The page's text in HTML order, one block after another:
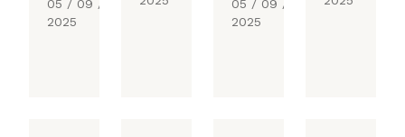
05 / 09 /
2025
05 / 09 /
2025